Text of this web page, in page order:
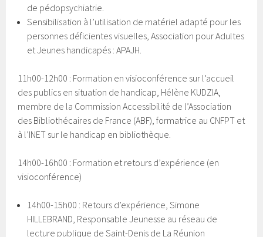
de pédopsychiatrie.
Sensibilisation à l’utilisation de matériel adapté pour les
personnes déficientes visuelles, Association pour Adultes
et Jeunes handicapés : APAJH.
11h00-12h00 : Formation en visioconférence sur l’accueil
des publics en situation de handicap, Hélène KUDZIA,
membre de la Commission Accessibilité de l’Association
des Bibliothécaires de France (ABF), formatrice au CNFPT et
à l’INET sur le handicap en bibliothèque.
14h00-16h00 : Formation et retours d’expérience (en
visioconférence)
14h00-15h00 : Retours d’expérience, Simone
HILLEBRAND, Responsable Jeunesse au réseau de
lecture publique de Saint-Denis de La Réunion